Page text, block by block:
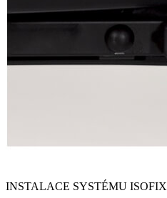
INSTALACE SYSTÉMU ISOFIX